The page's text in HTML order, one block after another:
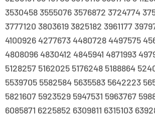
3530458 3555076 3576872 3724774
3777120 3803619 3825182 3961177
4100926 4277673 4480728 4497575
4808096 4830412 4845941 4871993
5128257 5162025 5176248 5188864
5539705 5582584 5635583 5642223
5821607 5923529 5947531 5963767
6085871 6225852 6309811 6315103